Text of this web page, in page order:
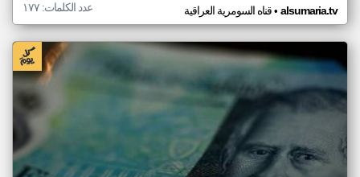
قناه السومرية العراقية• alsumaria.tv عدد الكلمات: ١٧٧